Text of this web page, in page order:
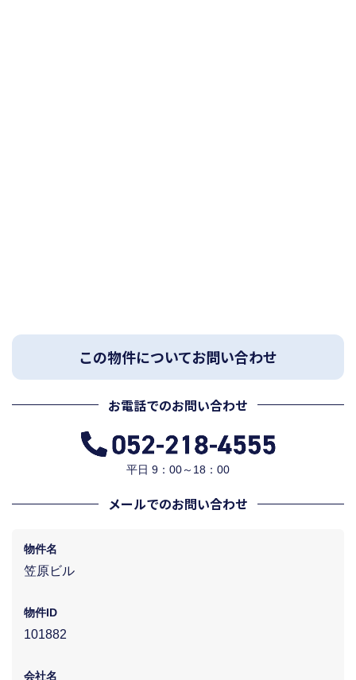
この物件についてお問い合わせ
お電話でのお問い合わせ
平日 9：00～18：00
メールでのお問い合わせ
物件名
笠原ビル
物件ID
101882
会社名